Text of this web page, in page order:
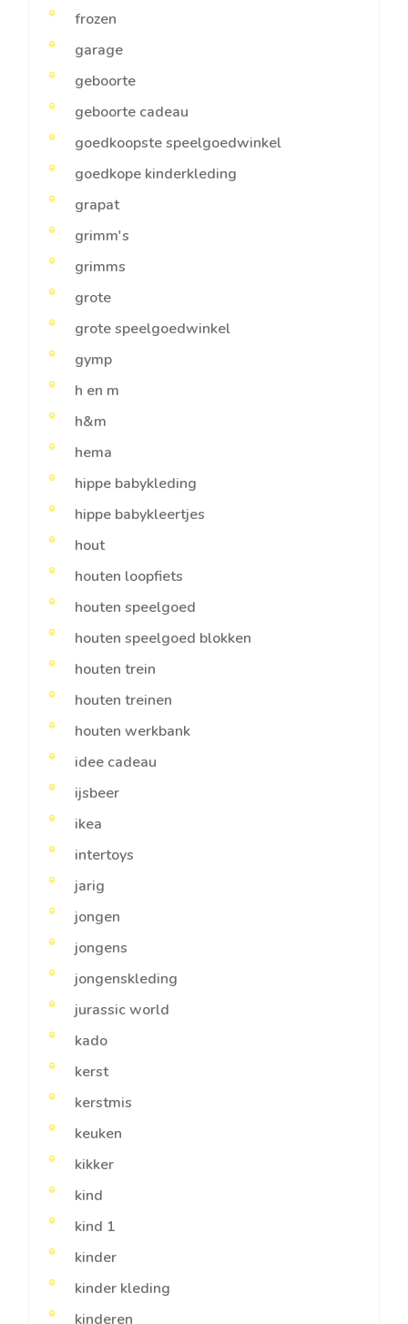
frozen
garage
geboorte
geboorte cadeau
goedkoopste speelgoedwinkel
goedkope kinderkleding
grapat
grimm's
grimms
grote
grote speelgoedwinkel
gymp
h en m
h&m
hema
hippe babykleding
hippe babykleertjes
hout
houten loopfiets
houten speelgoed
houten speelgoed blokken
houten trein
houten treinen
houten werkbank
idee cadeau
ijsbeer
ikea
intertoys
jarig
jongen
jongens
jongenskleding
jurassic world
kado
kerst
kerstmis
keuken
kikker
kind
kind 1
kinder
kinder kleding
kinderen